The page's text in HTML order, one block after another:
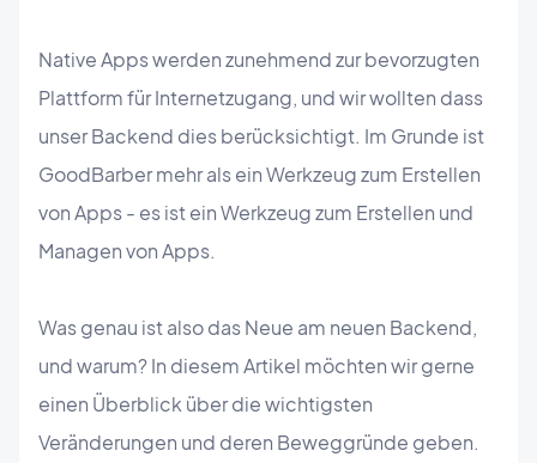
Native Apps werden zunehmend zur bevorzugten
Plattform für Internetzugang, und wir wollten dass
unser Backend dies berücksichtigt. Im Grunde ist
GoodBarber mehr als ein Werkzeug zum Erstellen
von Apps - es ist ein Werkzeug zum Erstellen und
Managen von Apps.
Was genau ist also das Neue am neuen Backend,
und warum? In diesem Artikel möchten wir gerne
einen Überblick über die wichtigsten
Veränderungen und deren Beweggründe geben.